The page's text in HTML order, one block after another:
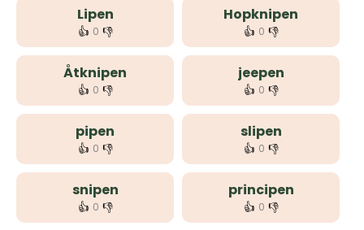
Lipen
👍 0 👎
Hopknipen
👍 0 👎
Åtknipen
👍 0 👎
jeepen
👍 0 👎
pipen
👍 0 👎
slipen
👍 0 👎
snipen
👍 0 👎
principen
👍 0 👎